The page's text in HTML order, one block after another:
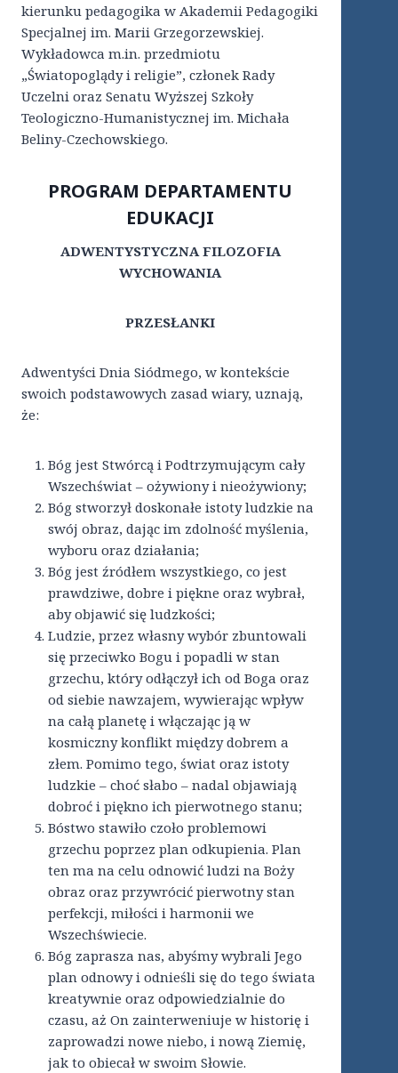
kierunku pedagogika w Akademii Pedagogiki
Specjalnej im. Marii Grzegorzewskiej.
Wykładowca m.in. przedmiotu
„Światopoglądy i religie”, członek Rady
Uczelni oraz Senatu Wyższej Szkoły
Teologiczno-Humanistycznej im. Michała
Beliny-Czechowskiego.
PROGRAM DEPARTAMENTU
EDUKACJI
ADWENTYSTYCZNA FILOZOFIA
WYCHOWANIA
PRZESŁANKI
Adwentyści Dnia Siódmego, w kontekście
swoich podstawowych zasad wiary, uznają,
że:
Bóg jest Stwórcą i Podtrzymującym cały
Wszechświat – ożywiony i nieożywiony;
Bóg stworzył doskonałe istoty ludzkie na
swój obraz, dając im zdolność myślenia,
wyboru oraz działania;
Bóg jest źródłem wszystkiego, co jest
prawdziwe, dobre i piękne oraz wybrał,
aby objawić się ludzkości;
Ludzie, przez własny wybór zbuntowali
się przeciwko Bogu i popadli w stan
grzechu, który odłączył ich od Boga oraz
od siebie nawzajem, wywierając wpływ
na całą planetę i włączając ją w
kosmiczny konflikt między dobrem a
złem. Pomimo tego, świat oraz istoty
ludzkie – choć słabo – nadal objawiają
dobroć i piękno ich pierwotnego stanu;
Bóstwo stawiło czoło problemowi
grzechu poprzez plan odkupienia. Plan
ten ma na celu odnowić ludzi na Boży
obraz oraz przywrócić pierwotny stan
perfekcji, miłości i harmonii we
Wszechświecie.
Bóg zaprasza nas, abyśmy wybrali Jego
plan odnowy i odnieśli się do tego świata
kreatywnie oraz odpowiedzialnie do
czasu, aż On zainterweniuje w historię i
zaprowadzi nowe niebo, i nową Ziemię,
jak to obiecał w swoim Słowie.